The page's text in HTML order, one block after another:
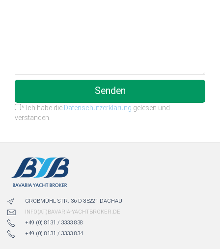
Senden
* Ich habe die Datenschutzerklärung gelesen und
verstanden.
GRÖBMÜHL STR. 36 D-85221 DACHAU
INFO(AT)BAVARIA-YACHTBROKER.DE
+49 (0) 8131 / 3333 838
+49 (0) 8131 / 3333 834